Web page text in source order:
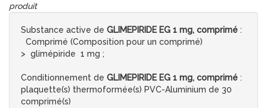
produit
Substance active de GLIMEPIRIDE EG 1 mg, comprimé :
Comprimé (Composition pour un comprimé)
> glimépiride 1 mg ;
Conditionnement de GLIMEPIRIDE EG 1 mg, comprimé :
plaquette(s) thermoformée(s) PVC-Aluminium de 30
comprimé(s)